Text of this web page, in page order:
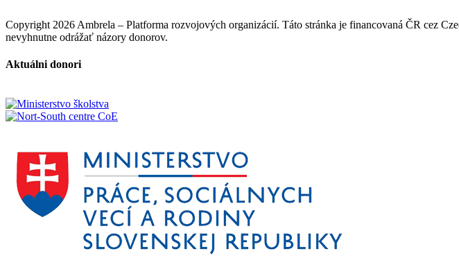
Copyright 2026 Ambrela – Platforma rozvojových organizácií. Táto stránka je financovaná ČR cez
nevyhnutne odrážať názory donorov.
Aktuálni donori